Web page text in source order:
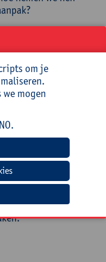
van je
minimumdoelen
klas- en
doordacht en
concrete leervraag
model van
weloverwogen
om je
we mogen